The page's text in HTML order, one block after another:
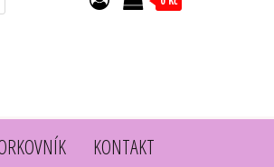
KONTAKT